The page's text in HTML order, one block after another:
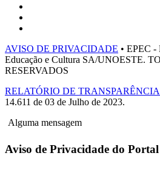
AVISO DE PRIVACIDADE • EPEC -
Educação e Cultura SA/UNOESTE.
RESERVADOS
RELATÓRIO DE
14.611 de 03 de Julho de 2023.
Alguma mensagem
Aviso de Privacidade do